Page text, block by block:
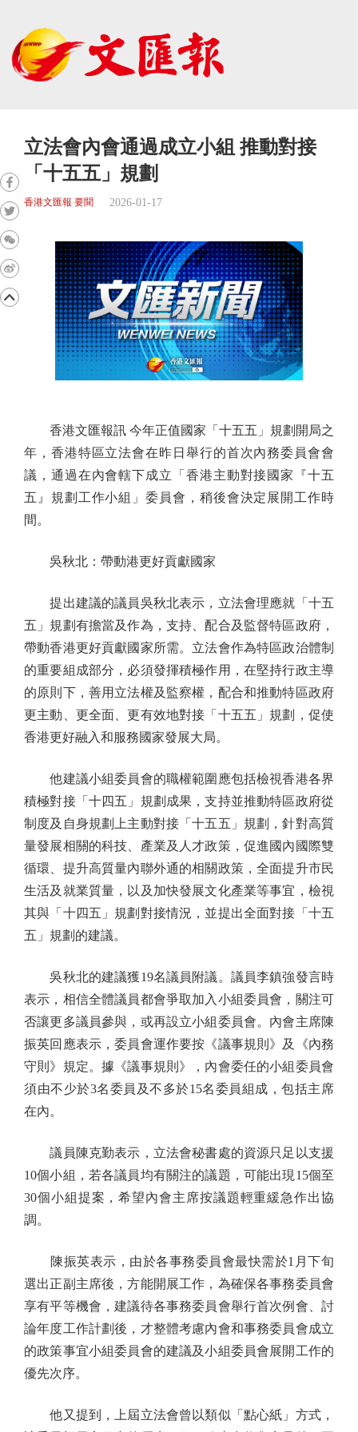
立法會內會通過成立小組 推動對接
「十五五」規劃
香港文匯報 要聞 2026-01-17
香港文匯報訊 今年正值國家「十五五」規劃開局之
年，香港特區立法會在昨日舉行的首次內務委員會會
議，通過在內會轄下成立「香港主動對接國家『十五
五』規劃工作小組」委員會，稍後會決定展開工作時
間。
吳秋北：帶動港更好貢獻國家
提出建議的議員吳秋北表示，立法會理應就「十五
五」規劃有擔當及作為，支持、配合及監督特區政府，
帶動香港更好貢獻國家所需。立法會作為特區政治體制
的重要組成部分，必須發揮積極作用，在堅持行政主導
的原則下，善用立法權及監察權，配合和推動特區政府
更主動、更全面、更有效地對接「十五五」規劃，促使
香港更好融入和服務國家發展大局。
他建議小組委員會的職權範圍應包括檢視香港各界
積極對接「十四五」規劃成果，支持並推動特區政府從
制度及自身規劃上主動對接「十五五」規劃，針對高質
量發展相關的科技、產業及人才政策，促進國內國際雙
循環、提升高質量內聯外通的相關政策，全面提升市民
生活及就業質量，以及加快發展文化產業等事宜，檢視
其與「十四五」規劃對接情況，並提出全面對接「十五
五」規劃的建議。
吳秋北的建議獲19名議員附議。議員李鎮強發言時
表示，相信全體議員都會爭取加入小組委員會，關注可
否讓更多議員參與，或再設立小組委員會。內會主席陳
振英回應表示，委員會運作要按《議事規則》及《內務
守則》規定。據《議事規則》，內會委任的小組委員會
須由不少於3名委員及不多於15名委員組成，包括主席
在內。
議員陳克勤表示，立法會秘書處的資源只足以支援
10個小組，若各議員均有關注的議題，可能出現15個至
30個小組提案，希望內會主席按議題輕重緩急作出協
調。
陳振英表示，由於各事務委員會最快需於1月下旬
選出正副主席後，方能開展工作，為確保各事務委員會
享有平等機會，建議待各事務委員會舉行首次例會、討
論年度工作計劃後，才整體考慮內會和事務委員會成立
的政策事宜小組委員會的建議及小組委員會展開工作的
優先次序。
他又提到，上屆立法會曾以類似「點心紙」方式，